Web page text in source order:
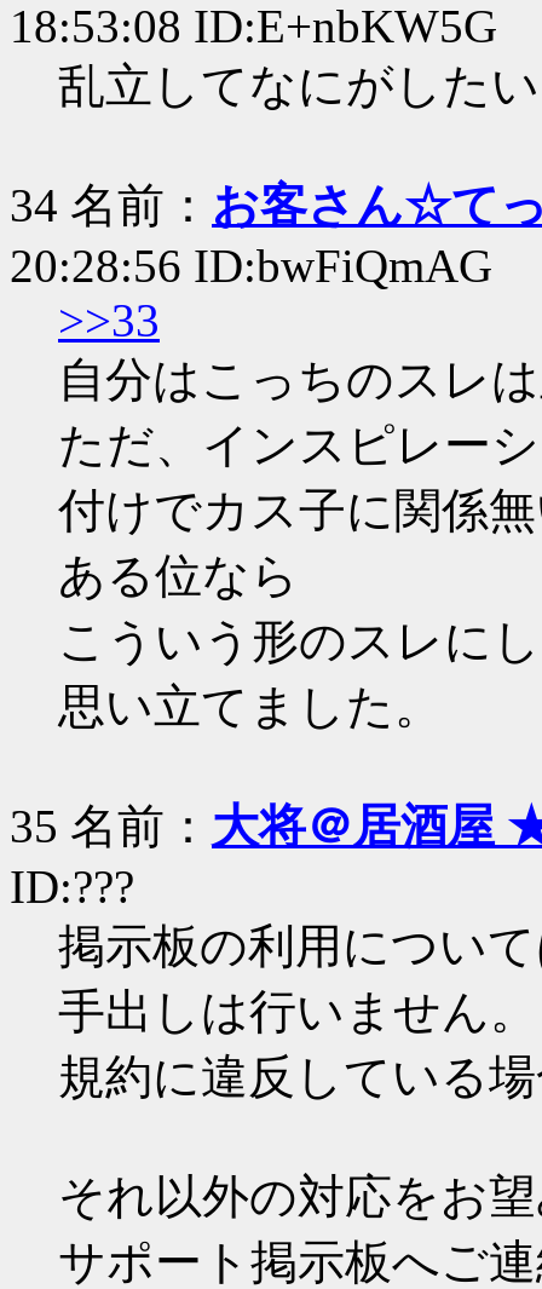
18:53:08 ID:E+nbKW5G
乱立してなにがした
34 名前： お客さん☆て
20:28:56 ID:bwFiQmAG
>>33
自分はこっちのスレ
ただ、インスピレー
付けでカス子に関係
ある位なら
こういう形のスレに
思い立てました。
35 名前： 大将＠居酒屋
ID:???
掲示板の利用につい
手出しは行いません。
規約に違反している
それ以外の対応をお
サポート掲示板へご